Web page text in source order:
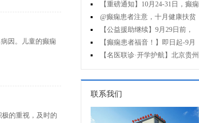
因。儿童的癫痫
的重视，及时的
贵州专家团共抗癫痫，速约！
万元救助+半价专项检查+京黔专家
免费亲诊，符合条件者速申请！
【重磅通知】10月24-31日，癫痫
病专项检查全额救助+京黔名医免费
亲诊+高达万元补贴，名额有限，速
@癫痫患者注意，十月健康扶贫
救助计划开启，专家免费亲诊+高达
万元治疗救助，速抢名额！
【公益援助继续】9月29日前，
癫痫名医免费亲诊+检查治疗大额援
助持续发放，速约！
【癫痫患者福音！】即日起-9月
15日，专项检查免费+北京三甲知名
专家空降贵阳亲诊，勿错过！
【名医联诊·开学护航】北京贵州
三甲癫痫名医公益亲诊+检查治疗大
额援助，速约！
联系我们